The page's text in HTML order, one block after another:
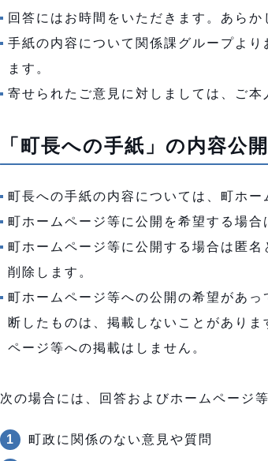
回答にはお時間をいただきます。あらか
手紙の内容について関係課グループよ
ます。
寄せられたご意見に対しましては、ご本
「町長への手紙」の内容公
町長への手紙の内容については、町ホ
町ホームページ等に公開を希望する場
町ホームページ等に公開する場合は匿
削除します。
町ホームページ等への公開の希望があ
断したものは、掲載しないことがあり
ページ等への掲載はしません。
次の場合には、回答およびホームページ
町政に関係のない意見や質問